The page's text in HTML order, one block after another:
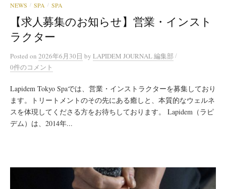
NEWS / SPA / SPA
【求人募集のお知らせ】営業・インスト
ラクター
Posted on 2026年6月30日 by LAPIDEM JOURNAL 編集部 /
0件のコメント
Lapidem Tokyo Spaでは、営業・インストラクターを募集しており
ます。トリートメントのその先にある癒しと、本質的なウェルネ
スを体現してくださる方をお待ちしております。 Lapidem（ラピ
デム）は、2014年...